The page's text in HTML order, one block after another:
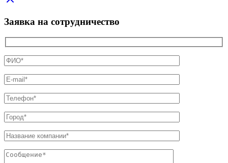
Заявка на сотрудничество